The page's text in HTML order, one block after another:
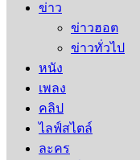
ข่าว
ข่าวฮอต
ข่าวทั่วไป
หนัง
เพลง
คลิป
ไลฟ์สไตล์
ละคร